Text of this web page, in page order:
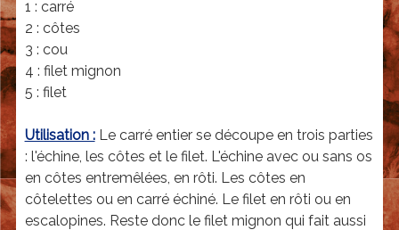
e
n
è
v
e
u
p
e
d
é
n
o
m
1 : carré
2 : côtes
3 : cou
4 : filet mignon
5 : filet
Utilisation :Le carré entier se découpe en trois parties
: l'échine, les côtes et le filet. L'échine avec ou sans os
en côtes entremêlées, en rôti. Les côtes en
côtelettes ou en carré échiné. Le filet en rôti ou en
escalopines. Reste donc le filet mignon qui fait aussi